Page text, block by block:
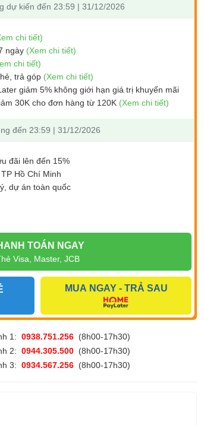
dự kiến đến 23:59 | 31/12/2026
chi tiết)
ngày (Xem chi tiết)
chi tiết)
trả góp (Xem chi tiết)
giảm 5% không giới hạn giá trị khuyến mãi
30K cho đơn hàng từ 120K (Xem chi tiết)
đến 23:59 | 31/12/2026
đãi lên đến 15%
Hồ Chí Minh
dự án toàn quốc
TOÁN NGAY
Visa, Master, JCB
MUA NGAY - TRẢ SAU
1: 0938.751.256 (8h00-17h30)
2: 0944.305.500 (8h00-17h30)
3: 0934.567.256 (8h00-17h30)